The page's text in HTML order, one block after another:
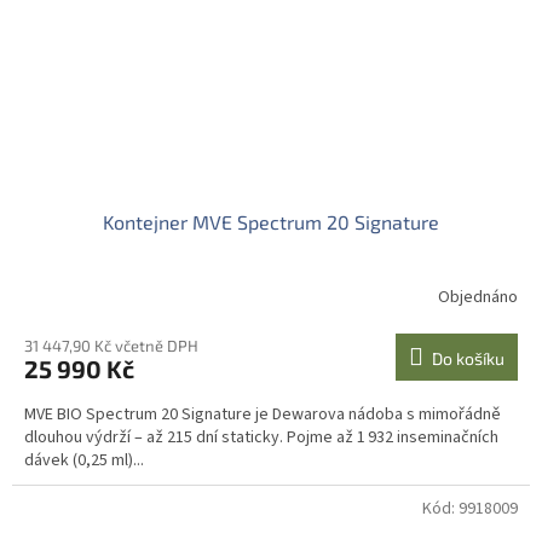
Kontejner MVE Spectrum 20 Signature
Objednáno
31 447,90 Kč včetně DPH
25 990 Kč Do košíku
MVE BIO Spectrum 20 Signature je Dewarova nádoba s mimořádně
dlouhou výdrží – až 215 dní staticky. Pojme až 1 932 inseminačních
dávek (0,25 ml)...
Kód: 9918009